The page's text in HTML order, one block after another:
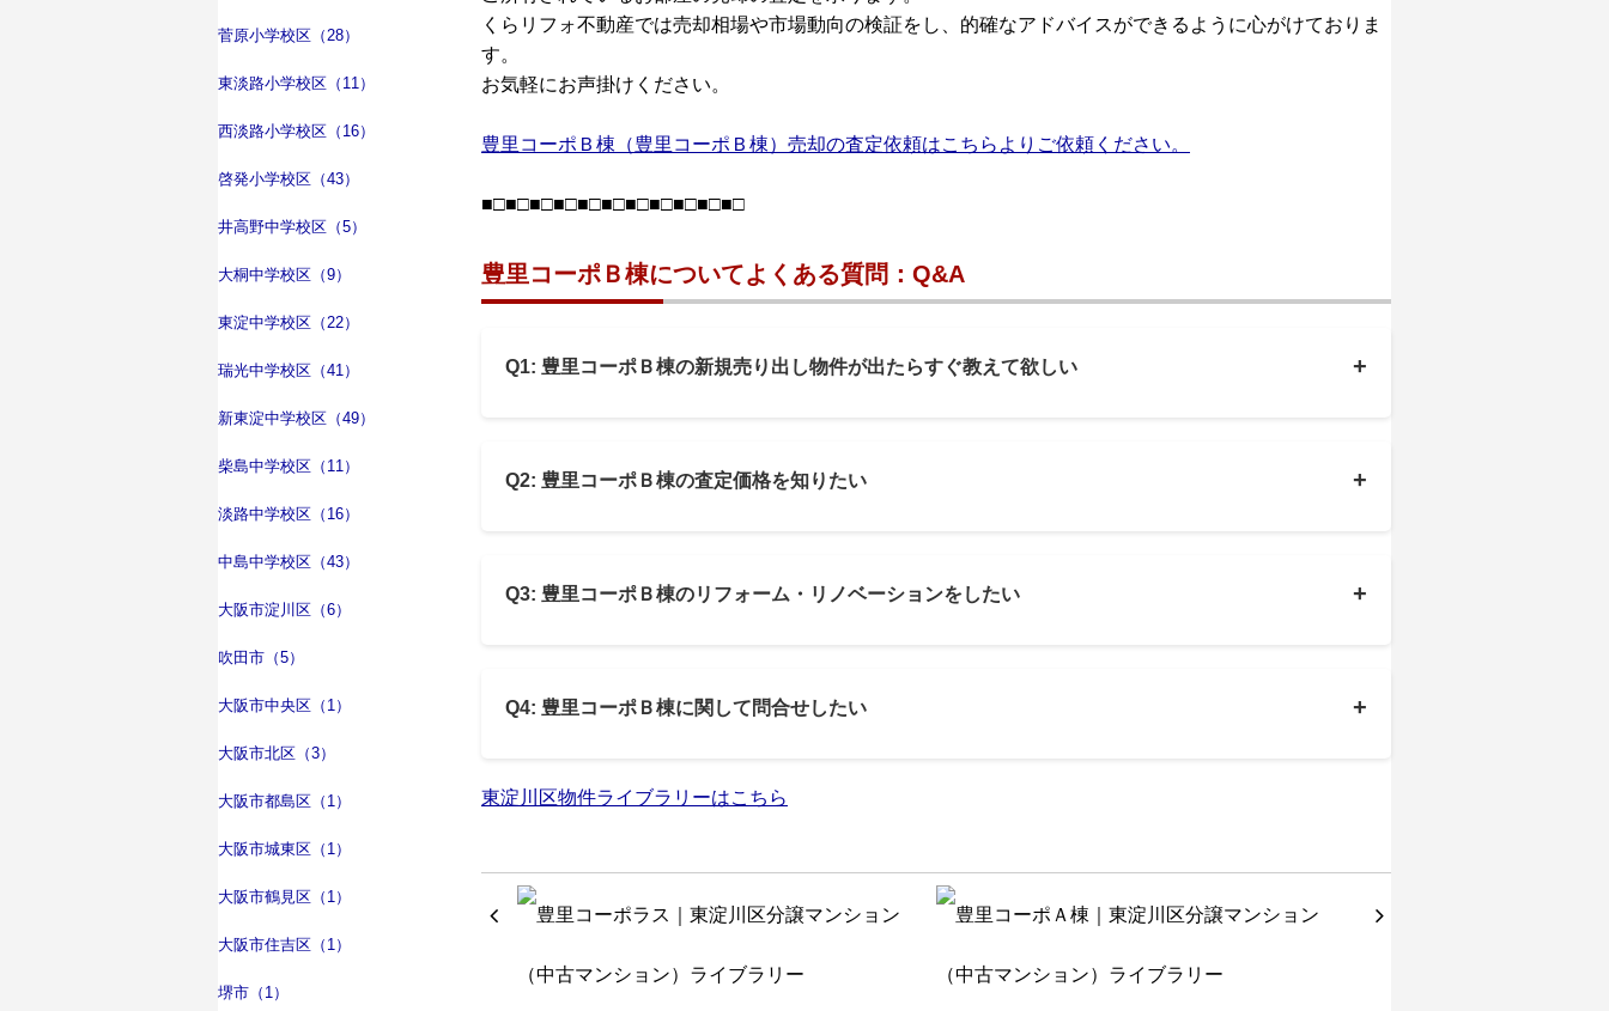
菅原小学校区（28）
東淡路小学校区（11）
西淡路小学校区（16）
啓発小学校区（43）
井高野中学校区（5）
大桐中学校区（9）
東淀中学校区（22）
瑞光中学校区（41）
新東淀中学校区（49）
柴島中学校区（11）
淡路中学校区（16）
中島中学校区（43）
大阪市淀川区（6）
吹田市（5）
大阪市中央区（1）
大阪市北区（3）
大阪市都島区（1）
大阪市城東区（1）
大阪市鶴見区（1）
大阪市住吉区（1）
堺市（1）
くらリフォ不動産では売却相場や市場動向の検証をし、的確なアドバイスができるように心がけておりま
す。
お気軽にお声掛けください。
豊里コーポＢ棟（豊里コーポＢ棟）売却の査定依頼はこちらよりご依頼ください。
■□■□■□■□■□■□■□■□■□■□■□
豊里コーポＢ棟についてよくある質問：Q&A
Q1: 豊里コーポＢ棟の新規売り出し物件が出たらすぐ教えて欲しい +
Q2: 豊里コーポＢ棟の査定価格を知りたい +
Q3: 豊里コーポＢ棟のリフォーム・リノベーションをしたい +
Q4: 豊里コーポＢ棟に関して問合せしたい +
東淀川区物件ライブラリーはこちら